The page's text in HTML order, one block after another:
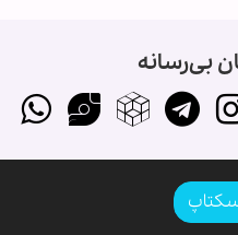
بی‌رسانه